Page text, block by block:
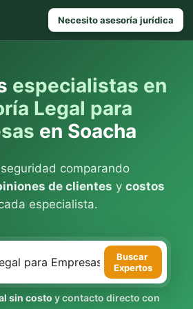
Necesito asesoría jurídica
especialistas en
Legal para
en Soacha
comparando
de clientes y costos
especialista.
Buscar
Expertos
sin costo y contacto directo con